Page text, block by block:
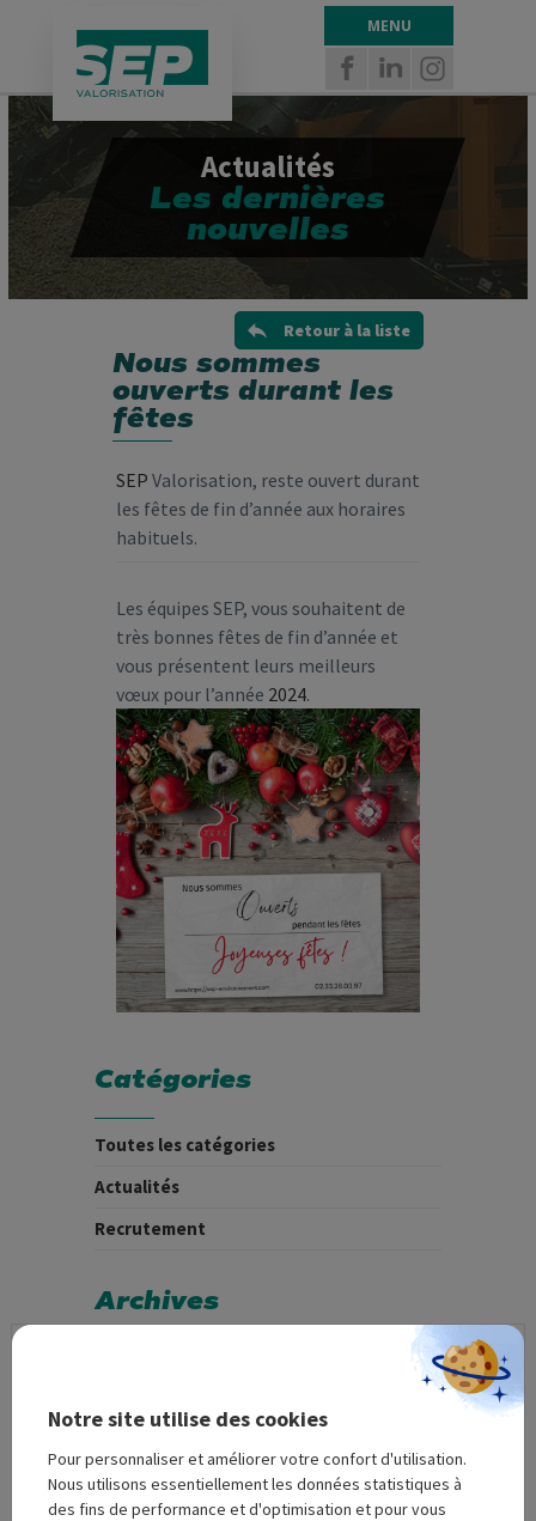
MENU
Actualités
Les dernières
nouvelles
Retour à la liste
Nous sommes
ouverts durant les
fêtes
SEP Valorisation, reste ouvert durant
les fêtes de fin d’année aux horaires
habituels.
Les équipes SEP, vous souhaitent de
très bonnes fêtes de fin d’année et
vous présentent leurs meilleurs
vœux pour l’année 2024.
Catégories
Toutes les catégories
Actualités
Recrutement
Archives
Demande de devis
Remplissez le formulaire ci-dessous pour que
nous puissions prendre contact avec vous.
Notre site utilise des cookies
Pour personnaliser et améliorer votre confort d'utilisation.
Nous utilisons essentiellement les données statistiques à
des fins de performance et d'optimisation et pour vous